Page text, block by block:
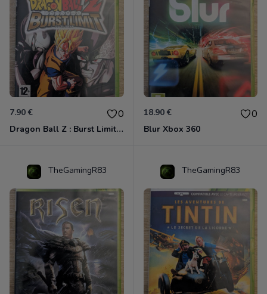
7.90 € 0
Dragon Ball Z : Burst Limit Xbox 360
18.90 € 0
Blur Xbox 360
TheGamingR83 TheGamingR83